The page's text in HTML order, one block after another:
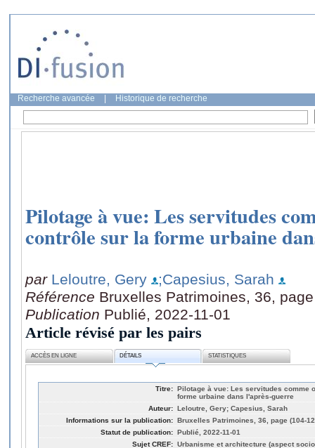
Recherche avancée Historique de recherche
Pilotage à vue: Les servitudes
contrôle sur la forme urbaine
par Leloutre, Gery
;Capesius, Sarah
Référence Bruxelles Patrimoines, 36,
Publication Publié, 2022-11-01
Article révisé par les pairs
ACCÈS EN LIGNE DÉTAILS STATISTIQUES
Titre: Pilotage à vue: Les servitudes comme
forme urbaine dans l'après-guerre
Auteur: Leloutre, Gery; Capesius, Sarah
Informations sur la publication: Bruxelles Patrimoines, 36, page (104-
Statut de publication: Publié, 2022-11-01
Sujet CREF: Urbanisme et architecture (aspect